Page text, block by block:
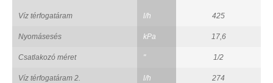
Víz térfogatáram l/h 425
Nyomásesés kPa 17,6
Csatlakozó méret " 1/2
Víz térfogatáram 2. l/h 274